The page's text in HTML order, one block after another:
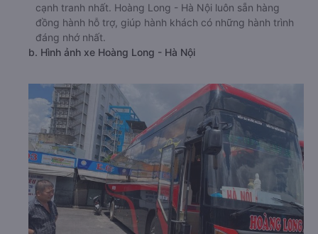
cạnh tranh nhất. Hoàng Long - Hà Nội luôn sẵn hàng
đồng hành hỗ trợ, giúp hành khách có những hành trình
đáng nhớ nhất.
b. Hình ảnh xe Hoàng Long - Hà Nội